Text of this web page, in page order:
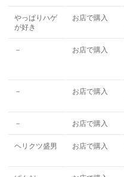
やっぱりハゲ
が好き
お店で購入
－ お店で購入
－ お店で購入
－ お店で購入
ヘリクツ盛男 お店で購入